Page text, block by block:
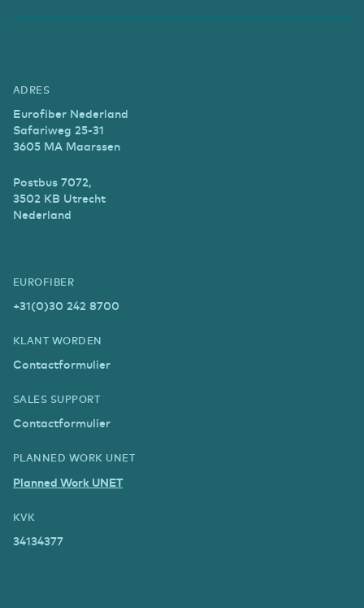
ADRES
Eurofiber Nederland
Safariweg 25-31
3605 MA Maarssen
Postbus 7072,
3502 KB Utrecht
Nederland
EUROFIBER
+31(0)30 242 8700
KLANT WORDEN
Contactformulier
SALES SUPPORT
Contactformulier
PLANNED WORK UNET
Planned Work UNET
KVK
34134377